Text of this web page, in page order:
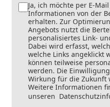
Ja, ich möchte per E-
Informationen von der
erhalten. Zur
Angebots nutzt die
personalisiertes Link-
Dabei wird erfasst,
welche Links angeklickt
können teilweise
werden. Die
Wirkung für die Zukunft
Weitere Informationen
unseren